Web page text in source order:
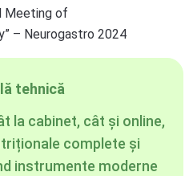
Meeting of
– Neurogastro 2024
tehnică
la cabinet, cât și online,
complete și
instrumente moderne